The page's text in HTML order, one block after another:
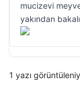
mucizevi
yakından
1 yazı